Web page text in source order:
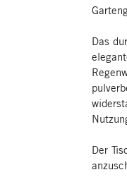
Das
Der